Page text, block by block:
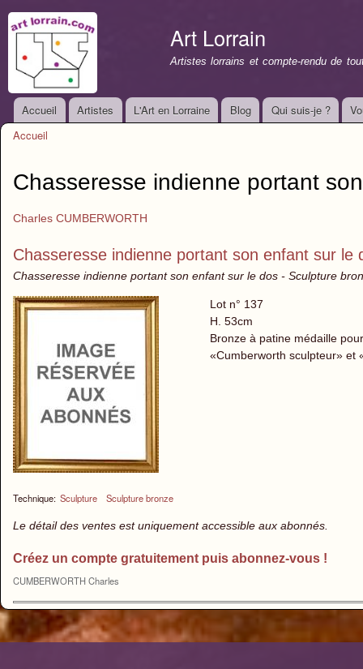
Art Lorrain
Artistes lorrains et compte-rendu de
Menu principal
Accueil Artistes L'Art en Lorraine Blog Qui suis-je ?
Accueil
Chasseresse indienne portant
Charles CUMBERWORTH
Chasseresse indienne portant son enfant sur le
Chasseresse indienne portant son enfant sur le dos - Sculpture
Technique: Sculpture Sculpture bronze
Lot n° 137
H. 53cm
Bronze à patine médaille
«Cumberworth sculpteur» et
Le détail des ventes est uniquement accessible aux abonnés.
Créez un compte gratuitement puis abonnez-vous !
CUMBERWORTH Charles